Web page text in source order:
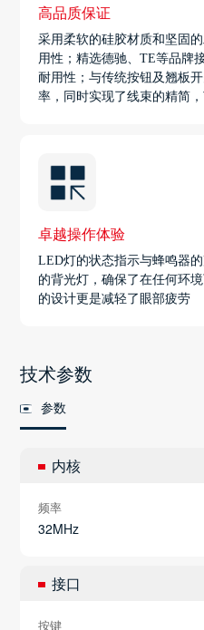
高品质保证
采用柔软的硅胶材质和坚固
用性；精选德驰、TE等品牌
耐用性；与传统按钮及翘板
率，同时实现了线束的精简
卓越操作体验
LED灯的状态指示与蜂鸣器
的背光灯，确保了在任何环
的设计更是减轻了眼部疲劳
技术参数
参数
内核
频率
32MHz
接口
按键